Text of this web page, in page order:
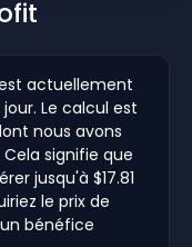
actuellement
Le calcul est
nous avons
signifie que
jusqu'à $17.81
le prix de
bénéfice